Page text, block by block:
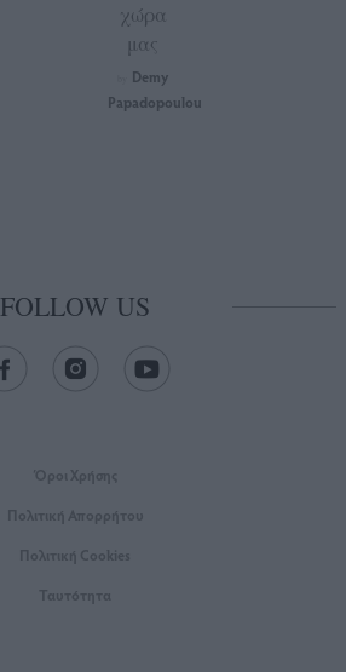
χώρα
μας
Demy
Papadopoulou
FOLLOW US
Όροι Xρήσης
Πολιτική Απορρήτου
Πολιτική Cookies
Ταυτότητα